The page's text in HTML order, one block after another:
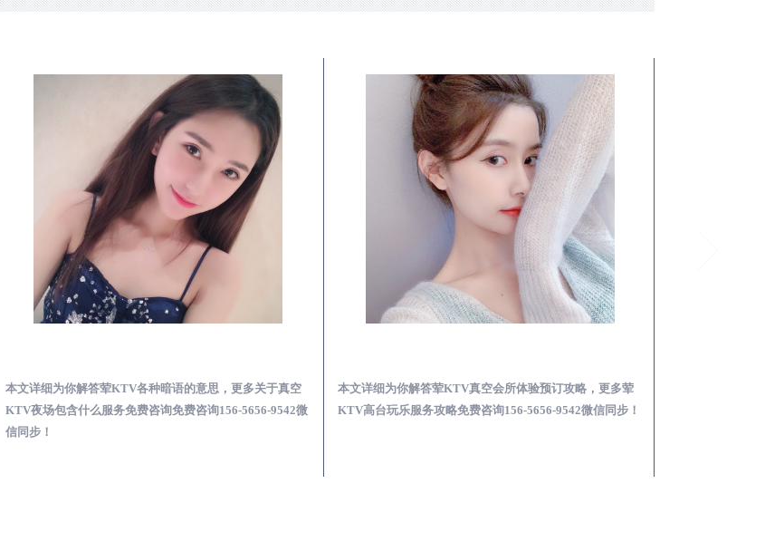
本文详细为你解答荤KTV各种暗语的意思，更多关于真空
KTV夜场包含什么服务免费咨询免费咨询156-5656-9542微
信同步！
本文详细为你解答荤KTV真空会所体验预订攻略，更多荤
KTV高台玩乐服务攻略免费咨询156-5656-9542微信同步！